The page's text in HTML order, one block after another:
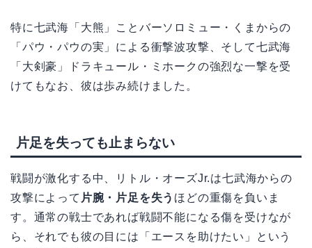
特に七武海「大熊」ことバーソロミュー・くまからの
「パウ・パウの実」による衝撃波攻撃、そして七武海
「大剣豪」ドラキュール・ミホークの強烈な一撃を受
けてもなお、彼は歩み続けました。
片足を失っても止まらない
戦闘が激化する中、リトル・オーズJr.は七武海からの
攻撃によって 片腕・片足を失う ほどの重傷を負いま
す。通常の戦士であれば戦闘不能になる傷を受けなが
ら、それでも彼の目には「エースを助けたい」という